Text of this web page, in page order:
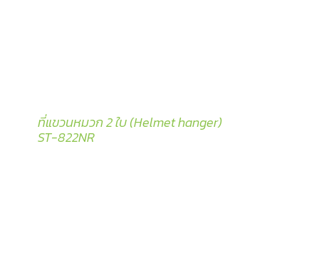
ที่แขวนหมวก 2 ใบ (Helmet hanger)
ST-822NR